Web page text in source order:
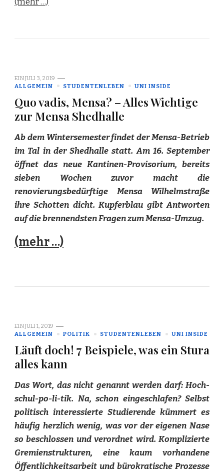
EINJULI 3, 2019
ALLGEMEIN
STUDENTENLEBEN UNI INSIDE
Quo vadis, Mensa? – Alles Wichtige
zur Mensa Shedhalle
Ab dem Wintersemester findet der Mensa-Betrieb
im Tal in der Shedhalle statt. Am 16. September
öffnet das neue Kantinen-Provisorium, bereits
sieben Wochen zuvor macht die
renovierungsbedürftige Mensa Wilhelmstraße
ihre Schotten dicht. Kupferblau gibt Antworten
auf die brennendsten Fragen zum Mensa-Umzug.
(mehr …)
EINJULI 1, 2019
ALLGEMEIN
POLITIK STUDENTENLEBEN UNI INSIDE
Läuft doch! 7 Beispiele, was ein Stura
alles kann
Das Wort, das nicht genannt werden darf: Hoch-
schul-po-li-tik. Na, schon eingeschlafen? Selbst
politisch interessierte Studierende kümmert es
häufig herzlich wenig, was vor der eigenen Nase
so beschlossen und verordnet wird. Komplizierte
Gremienstrukturen, eine kaum vorhandene
Öffentlichkeitsarbeit und bürokratische Prozesse